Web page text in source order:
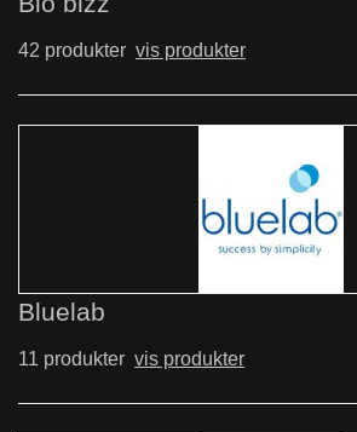
42 produkter vis produkter
Bluelab
11 produkter vis produkter